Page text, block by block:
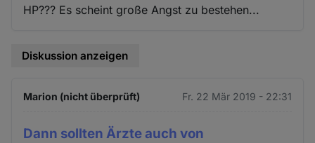
HP??? Es scheint große Angst zu bestehen...
Diskussion anzeigen
Marion (nicht überprüft) Fr. 22 Mär 2019 - 22:31
Dann sollten Ärzte auch von